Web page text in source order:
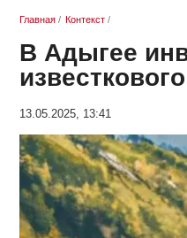
Главная / Контекст /
В Адыгее
13.05.2025, 13:41